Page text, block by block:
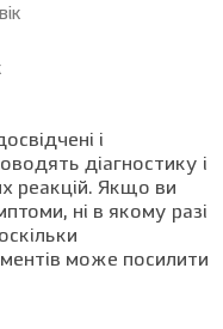
і
діагностику і
реакцій. Якщо ви
ні в якому разі
може посилити